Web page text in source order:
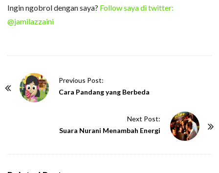
Ingin ngobrol dengan saya? Follow saya di twitter:
@jamilazzaini
Previous Post:
Cara Pandang yang Berbeda
Next Post:
Suara Nurani Menambah Energi